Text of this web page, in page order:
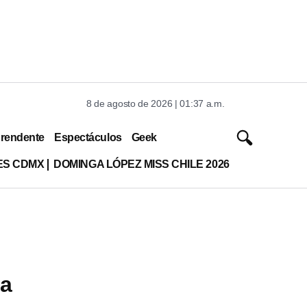
8 de agosto de 2026 | 01:37 a.m.
Espectáculos Geek
CDMX DOMINGA LÓPEZ MISS CHILE 2026